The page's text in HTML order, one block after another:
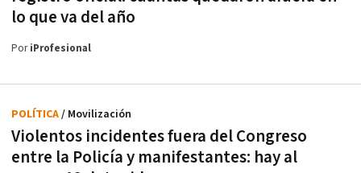
lo que va del año
PoriProfesional
Violentos incidentes fuera del Congreso
entre la Policía y manifestantes: hay al
POLÍTICA/ Movilización